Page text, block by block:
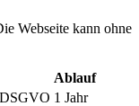
Webseite kann ohne
Ablauf
1 Jahr